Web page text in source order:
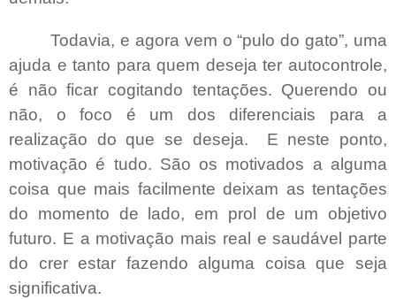
Todavia, e agora vem o “pulo do gato”, uma
ajuda e tanto para quem deseja ter autocontrole,
é não ficar cogitando tentações. Querendo ou
não, o foco é um dos diferenciais para a
realização do que se deseja.
E neste ponto,
motivação é tudo. São os motivados a alguma
coisa que mais facilmente deixam as tentações
do momento de lado, em prol de um objetivo
futuro. E a motivação mais real e saudável parte
do crer estar fazendo alguma coisa que seja
significativa.